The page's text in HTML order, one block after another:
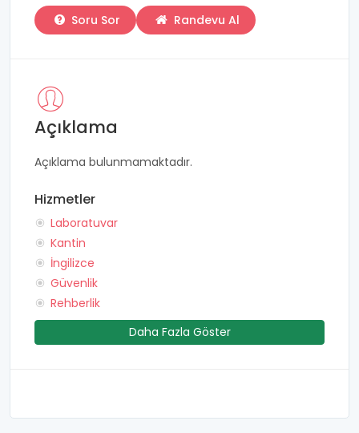
Soru Sor
Randevu Al
Açıklama
Açıklama bulunmamaktadır.
Hizmetler
Laboratuvar
Kantin
İngilizce
Güvenlik
Rehberlik
Daha Fazla Göster